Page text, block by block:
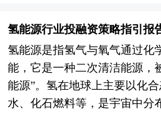
务，税务和法律尽职调查；协
职调查过程中提出的问题和要
整体价值并制定定价策略，协
资者谈判的策略；参与卖方与
提供现场技术支持；对最终法
提出审阅意见；协助进行税务
而有效地推动产业集群的形成
性质和特征决定了产业集群最
区和产业集群的良性互动，是
途径。在产业集群的指导下，
不仅是当前发展产业集群的需
时，随着光伏发电渗透率快速
从单纯的规模激励转向全面的
2025年以来，中央多次会议及
等部门明确要求，依法依规治
序竞争，推动落后产能有序退
氢能源行业投融资策略指引报
氢能源是指氢气与氧气通过化
能，它是一种二次清洁能源，
能源”。氢在地球上主要以化
水、化石燃料等，是宇宙中分